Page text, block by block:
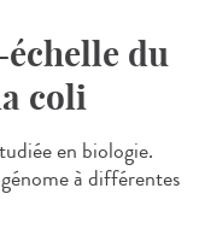
du
coli
en biologie.
à différentes